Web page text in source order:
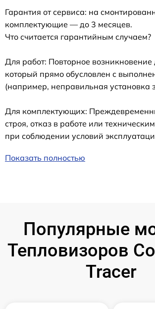
Гарантия от сервиса: на
комплектующие — до 3 месяцев.
Что считается гарантийным случаем?
Для работ: Повторное возникновение
который прямо обусловлен с
(например, неправильная установка
Для комплектующих:
строя, отказ в работе или
при соблюдении условий
Показать полностью
Популярные
Тепловизоров
Tracer